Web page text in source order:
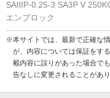
SAIIIP-0.25-3 SA3P V
エンブロック
※本サイトでは、最新で正確な
が、内容については保証をす
載内容に誤りがあった場合で
告なしに変更されることがあ